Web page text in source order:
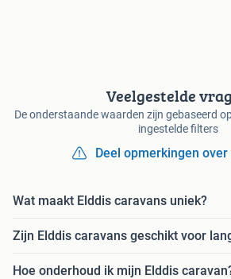
Veelgestelde
De onderstaande waarden zijn gebaseerd
ingestelde filters
Deel opmerkingen over
Wat maakt Elddis caravans uniek?
Zijn Elddis caravans geschikt voor
Hoe onderhoud ik mijn Elddis